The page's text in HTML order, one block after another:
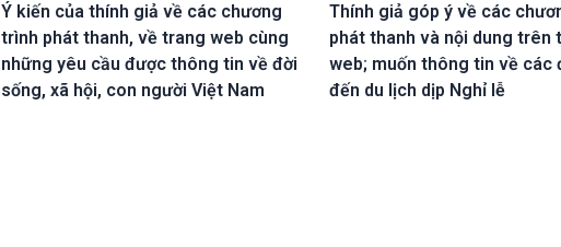
Ý kiến của thính giả về các chương
trình phát thanh, về trang web cùng
những yêu cầu được thông tin về đời
sống, xã hội, con người Việt Nam
Thính giả góp ý về các
phát thanh và nội dung trên
web; muốn thông tin về các
đến du lịch dịp Nghỉ lễ